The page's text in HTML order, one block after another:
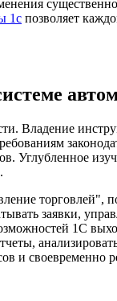
1с позволяет
Владение
Углубленное
торговлей",
заявки,
1С
и своевременно